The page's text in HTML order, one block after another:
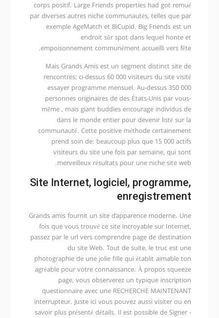
corps positif. Large Friends properties had got remué
par diverses autres niche communautés, telles que par
exemple AgeMatch et BiCupid. Big Friends est un
endroit sûr spot dans lequel honte et
empoisonnement communément accueilli vers fête.
Mais Grands Amis est un segment distinct site de
rencontres; ci-dessus 60 000 visiteurs du site visité
essayer programme mensuel. Au-dessus 350 000
personnes originaires de des États-Unis par vous-
même , mais giant buddies encourage individus de
dans le monde entier pour devenir listé sur la
communauté. Cette positive méthode certainement
prend soin de: beaucoup plus que 15 000 actifs
visiteurs du site une fois par semaine, qui sont
merveilleux résultats pour une niche site web.
Site Internet, logiciel, programme,
enregistrement
Grands amis fournit un site d’apparence moderne. Une
fois que vous trouvé ce site incroyable sur Internet,
passez par le url vers comprendre page de destination
du site Web. Tout de suite, le truc est une
photographie de une jolie fille qui établit aimable ton
agréable pour votre connaissance. À propos squeeze
page, vous observerez un typique inscription
questionnaire avec une RECHERCHE MAINTENANT
interrupteur. Juste ici vous pouvez aussi visiter ou en
savoir plus présenté détails. Il est possible de Signer -